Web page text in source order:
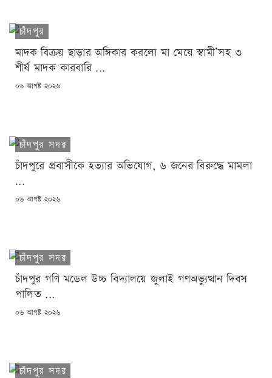
চাঁদপুর
মাদক বিক্রয় ছাড়ার অঙ্গিকার করলো মা মেয়ে স্বামী’সহ ৩
শীর্ষ মাদক কারবারি ...
POSTED
০৬ আগষ্ট ২০২৬
চাঁদপুর সদর
চাঁদপুরে প্রবাসীকে হত্যার অভিযোগ, ৬ জনের বিরুদ্ধে মামলা
...
POSTED
০৬ আগষ্ট ২০২৬
চাঁদপুর সদর
চাঁদপুর গণি মডেল উচ্চ বিদ্যালয়ে জুলাই গণঅভ্যুত্থান দিবস
পালিত ...
POSTED
০৬ আগষ্ট ২০২৬
চাঁদপুর সদর